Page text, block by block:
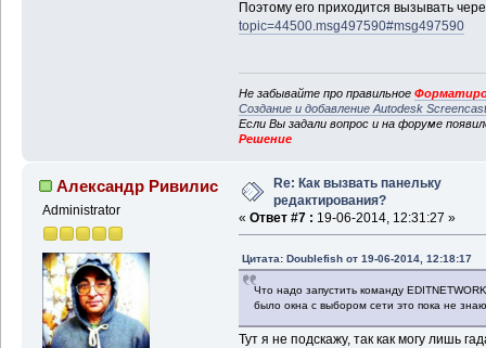
Поэтому его приходится вызывать
topic=44500.msg497590#msg497590
Не забывайте про правильное
Создание и добавление Autodesk
Если Вы задали вопрос и на форуме
Решение
Александр Ривилис
Administrator
Re: Как вызвать панельку
редактирования?
« Ответ #7 : 19-06-2014, 12:31:27 »
Цитата: Doublefish от 19-06-2014, 12:18:17
Что надо запустить команду
было окна с выбором сети это пока не
Тут я не подскажу, так как могу лишь